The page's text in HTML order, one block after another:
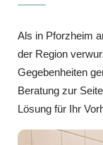
Als in Pforzheim
der Region
Gegebenheiten
Beratung zur
Lösung für Ihr